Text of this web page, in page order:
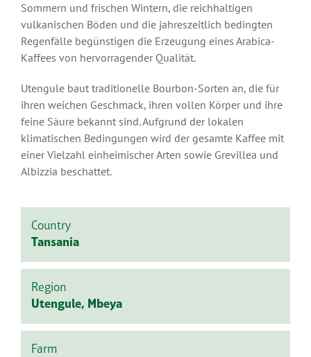
Sommern und frischen Wintern, die reichhaltigen
vulkanischen Böden und die jahreszeitlich bedingten
Regenfälle begünstigen die Erzeugung eines Arabica-
Kaffees von hervorragender Qualität.
Utengule baut traditionelle Bourbon-Sorten an, die für
ihren weichen Geschmack, ihren vollen Körper und ihre
feine Säure bekannt sind. Aufgrund der lokalen
klimatischen Bedingungen wird der gesamte Kaffee mit
einer Vielzahl einheimischer Arten sowie Grevillea und
Albizzia beschattet.
Country
Tansania
Region
Utengule, Mbeya
Farm